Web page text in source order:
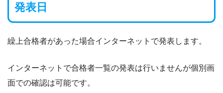
発表日
繰上合格者があった場合インターネットで発表します。
インターネットで合格者一覧の発表は行いませんが個別画
面での確認は可能です。